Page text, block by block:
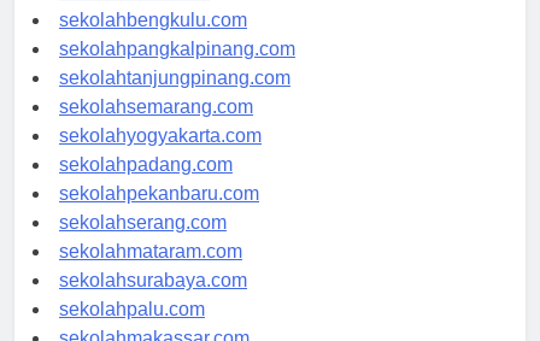
sekolahaceh.com
sekolahbengkulu.com
sekolahpangkalpinang.com
sekolahtanjungpinang.com
sekolahsemarang.com
sekolahyogyakarta.com
sekolahpadang.com
sekolahpekanbaru.com
sekolahserang.com
sekolahmataram.com
sekolahsurabaya.com
sekolahpalu.com